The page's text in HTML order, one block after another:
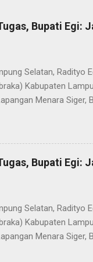
Bupati Egi:
Selatan, Radityo
Kabupaten
Menara Siger,
Indonesia di
dengan penuh
acara. Dalam
anggota
Bupati Egi:
Selatan, Radityo
Kabupaten
Menara Siger,